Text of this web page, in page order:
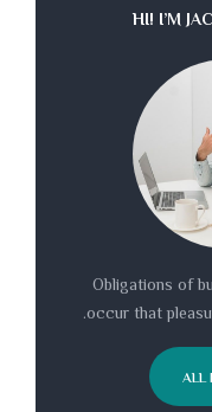
HI! I’M
Obligations of
occur that
ALL